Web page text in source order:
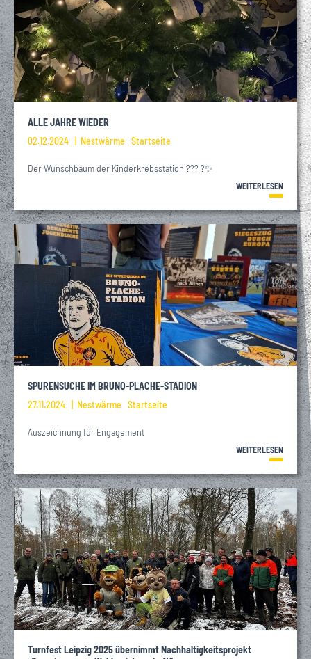
ALLE JAHRE WIEDER
02.12.2024
Nestwärme Startseite
Der Wunschbaum der Kinderkrebsstation ??? ?✨
WEITERLESEN
SPURENSUCHE IM BRUNO-PLACHE-STADION
27.11.2024
Nestwärme Startseite
Auszeichnung für Engagement
WEITERLESEN
Turnfest Leipzig 2025 übernimmt Nachhaltigkeitsprojekt